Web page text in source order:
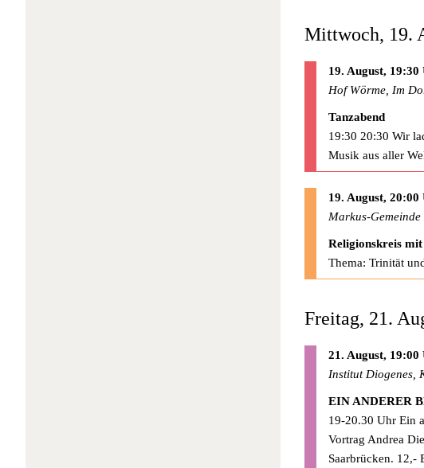
Mittwoch, 19.
19. August, 19:30
Hof Wörme, Im
Tanzabend
19:30 20:30 Wir
Musik aus aller
19. August, 20:00
Markus-
Religionskreis
Thema: Trinität
Freitag, 21.
21. August, 19:00
Institut Diogenes,
EIN ANDERER
19-20.30 Uhr Ein
Vortrag Andrea
Saarbrücken. 12,-